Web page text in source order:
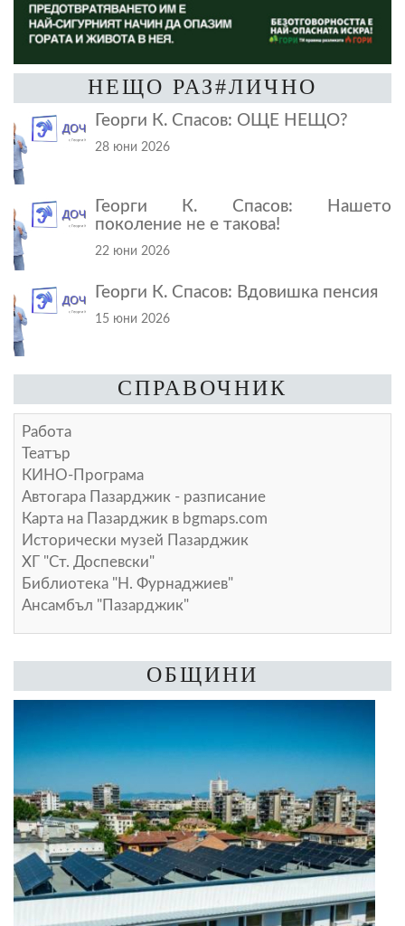
НЕЩО РАЗ#ЛИЧНО
Георги К. Спасов: ОЩЕ НЕЩО?
28 юни 2026
Георги К. Спасов: Нашето
поколение не е такова!
22 юни 2026
Георги К. Спасов: Вдовишка пенсия
15 юни 2026
СПРАВОЧНИК
Работа
Театър
КИНО-Програма
Автогара Пазарджик - разписание
Карта на Пазарджик в bgmaps.com
Исторически музей Пазарджик
ХГ "Ст. Доспевски"
Библиотека "Н. Фурнаджиев"
Ансамбъл "Пазарджик"
ОБЩИНИ